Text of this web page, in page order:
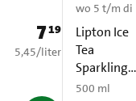
Prijs: € 7,19
719
€ 5,45 per liter
5,45/liter
Lipton Ice
Tea
Sparkling
Green
500 ml
wo 5 t/m di